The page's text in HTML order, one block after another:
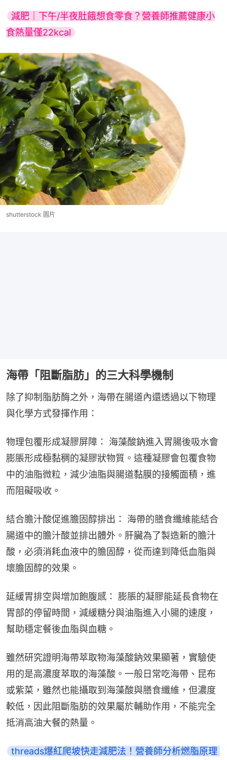
減肥｜下午/半夜肚餓想食零食？營養師推薦健康小
食熱量僅22kcal
shutterstock 圖片
海帶「阻斷脂肪」的三大科學機制
除了抑制脂肪酶之外，海帶在腸道內還透過以下物理
與化學方式發揮作用：
物理包覆形成凝膠屏障： 海藻酸鈉進入胃腸後吸水會
膨脹形成極黏稠的凝膠狀物質。這種凝膠會包覆食物
中的油脂微粒，減少油脂與腸道黏膜的接觸面積，進
而阻礙吸收。
結合膽汁酸促進膽固醇排出： 海帶的膳食纖維能結合
腸道中的膽汁酸並排出體外。肝臟為了製造新的膽汁
酸，必須消耗血液中的膽固醇，從而達到降低血脂與
壞膽固醇的效果。
延緩胃排空與增加飽腹感： 膨脹的凝膠能延長食物在
胃部的停留時間，減緩糖分與油脂進入小腸的速度，
幫助穩定餐後血脂與血糖。
雖然研究證明海帶萃取物海藻酸鈉效果顯著，實驗使
用的是高濃度萃取的海藻酸。一般日常吃海帶、昆布
或紫菜，雖然也能攝取到海藻酸與膳食纖維，但濃度
較低，因此阻斷脂肪的效果屬於輔助作用，不能完全
抵消高油大餐的熱量。
threads爆紅爬坡快走減肥法！營養師分析燃脂原理